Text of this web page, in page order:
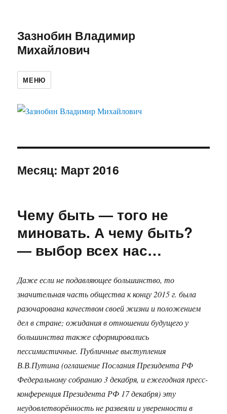
Зазнобин Владимир
Михайлович
МЕНЮ
Месяц: Март 2016
Чему быть — того не
миновать. А чему быть?
— выбор всех нас…
Даже если не подавляющее большинство, то
значительная часть общества к концу 2015 г. была
разочарована качеством своей жизни и положением
дел в стране; ожидания в отношении будущего у
большинства также сформировались
пессимистичные. Публичные выступления
В.В.Путина (оглашение Послания Президента РФ
Федеральному собранию 3 декабря, и ежегодная пресс-
конференция Президента РФ 17 декабря) эту
неудовлетворённость не развеяли и уверенности в